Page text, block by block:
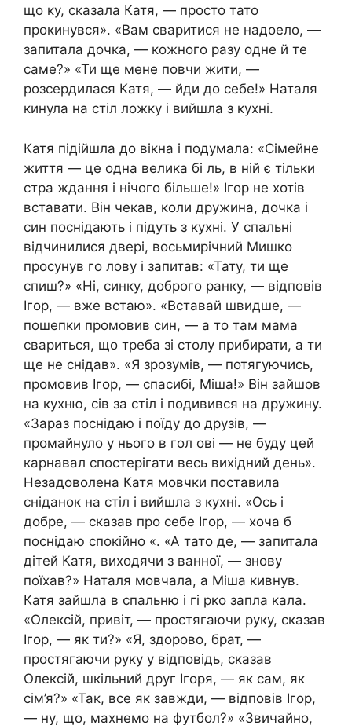
що ку, сказала Катя, — просто тато
прокинувся». «Вам сваритися не надоело, —
запитала дочка, — кожного разу одне й те
саме?» «Ти ще мене повчи жити, —
розсердилася Катя, — йди до себе!» Наталя
кинула на стіл ложку і вийшла з кухні.
Катя підійшла до вікна і подумала: «Сімейне
життя — це одна велика бі ль, в ній є тільки
стра ждання і нічого більше!» Ігор не хотів
вставати. Він чекав, коли дружина, дочка і
син поснідають і підуть з кухні. У спальні
відчинилися двері, восьмирічний Мишко
просунув го лову і запитав: «Тату, ти ще
спиш?» «Ні, синку, доброго ранку, — відповів
Ігор, — вже встаю». «Вставай швидше, —
пошепки промовив син, — а то там мама
свариться, що треба зі столу прибирати, а ти
ще не снідав». «Я зрозумів, — потягуючись,
промовив Ігор, — спасибі, Міша!» Він зайшов
на кухню, сів за стіл і подивився на дружину.
«Зараз поснідаю і поїду до друзів, —
промайнуло у нього в гол ові — не буду цей
карнавал спостерігати весь вихідний день».
Незадоволена Катя мовчки поставила
сніданок на стіл і вийшла з кухні. «Ось і
добре, — сказав про себе Ігор, — хоча б
поснідаю спокійно «. «А тато де, — запитала
дітей Катя, виходячи з ванної, — знову
поїхав?» Наталя мовчала, а Міша кивнув.
Катя зайшла в спальню і гі рко запла кала.
«Олексій, привіт, — простягаючи руку, сказав
Ігор, — як ти?» «Я, здорово, брат, —
простягаючи руку у відповідь, сказав
Олексій, шкільний друг Ігоря, — як сам, як
сім’я?» «Так, все як завжди, — відповів Ігор,
— ну, що, махнемо на футбол?» «Звичайно,